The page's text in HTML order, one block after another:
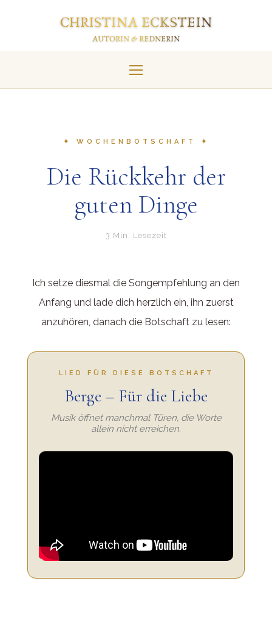
✦ WOCHENBOTSCHAFT ✦
Die Rückkehr der
guten Dinge
3 Min. Lesezeit
Ich setze diesmal die Songempfehlung an den
Anfang und lade dich herzlich ein, ihn zuerst
anzuhören, danach die Botschaft zu lesen:
LIED FÜR DIESE BOTSCHAFT
Berge – Für die Liebe
Musik öffnet manchmal Türen, die Worte
allein nicht erreichen.